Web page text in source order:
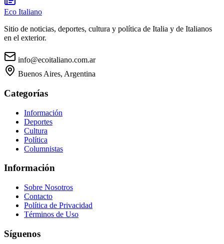
Eco Italiano
Sitio de noticias, deportes, cultura y política de Italia y de Italianos
en el exterior.
info@ecoitaliano.com.ar
Buenos Aires, Argentina
Categorías
Información
Deportes
Cultura
Política
Columnistas
Información
Sobre Nosotros
Contacto
Política de Privacidad
Términos de Uso
Síguenos